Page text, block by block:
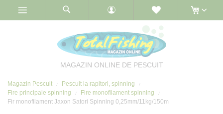
MAGAZIN ONLINE DE PESCUIT
Magazin Pescuit
Pescuit la rapitori, spinning
Fire principale spinning
Fire monofilament spinning
Fir monofilament Jaxon Satori Spinning 0,25mm/11kg/150m